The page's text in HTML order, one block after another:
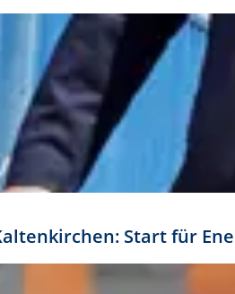
Start für